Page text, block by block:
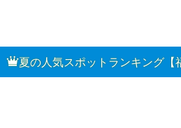
夏の人気スポットランキング【